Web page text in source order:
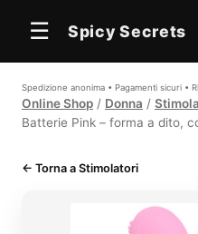
☰ Spicy Secrets
Spedizione anonima • Pagamenti sicuri •
Online Shop / Donna /
Batterie Pink – forma a dito,
← Torna a Stimolatori